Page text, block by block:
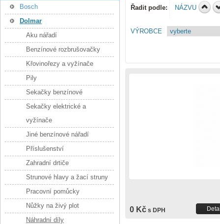
Řadit podle: NÁZVU
VÝROBCE
0 Kč s DPH
Bosch
Dolmar
Aku nářadí
Benzínové rozbrušovačky
Křovinořezy a vyžínače
Pily
Sekačky benzínové
Sekačky elektrické a
vyžínače
Jiné benzínové nářadí
Příslušenství
Zahradní drtiče
Strunové hlavy a žací struny
Pracovní pomůcky
Nůžky na živý plot
Náhradní díly